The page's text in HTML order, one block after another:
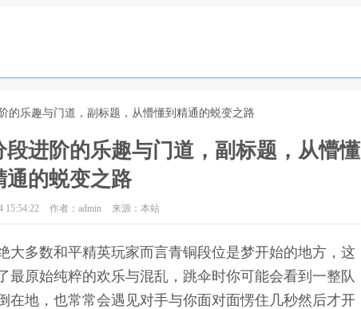
的乐趣与门道，副标题，从懵懂到精通的蜕变之路
进阶的乐趣与门道，副标题，从懵懂
通的蜕变之路
15:54:22 作者：admin 来源：本站
大多数和平精英玩家而言青铜段位是梦开始的地方，这
最原始纯粹的欢乐与混乱，跳伞时你可能会看到一整队
在地，也常常会遇见对手与你面对面愣住几秒然后才开